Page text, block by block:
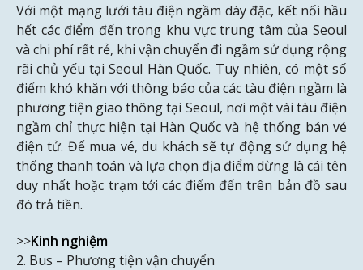
Với một mạng lưới tàu điện ngầm dày đặc, kết nối hầu
hết các điểm đến trong khu vực trung tâm của Seoul
và chi phí rất rẻ, khi vận chuyển đi ngầm sử dụng rộng
rãi chủ yếu tại Seoul Hàn Quốc. Tuy nhiên, có một số
điểm khó khăn với thông báo của các tàu điện ngầm là
phương tiện giao thông tại Seoul, nơi một vài tàu điện
ngầm chỉ thực hiện tại Hàn Quốc và hệ thống bán vé
điện tử. Để mua vé, du khách sẽ tự động sử dụng hệ
thống thanh toán và lựa chọn địa điểm dừng là cái tên
duy nhất hoặc trạm tới các điểm đến trên bản đồ sau
đó trả tiền.
>>Kinh nghiệm
2. Bus – Phương tiện vận chuyển